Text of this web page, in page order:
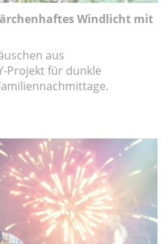
Windlicht mit
aus
Projekt für dunkle